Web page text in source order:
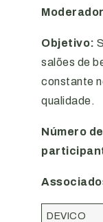
Objetivo:
salões de
constante
qualidade.
Número
DEVICO